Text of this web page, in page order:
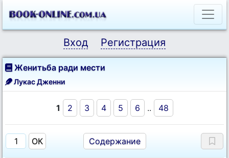
Вход Регистрация
Женитьба ради мести
Лукас Дженни
1 2 3 4 5 6 .. 48
Содержание